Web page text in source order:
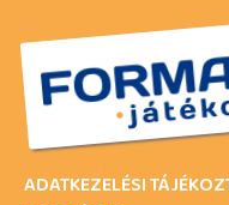
ADATKEZELÉSI